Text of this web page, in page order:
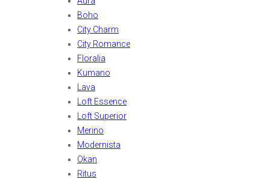
Boho
City Charm
City Romance
Floralia
Kumano
Lava
Loft Essence
Loft Superior
Merino
Modernista
Okan
Ritus